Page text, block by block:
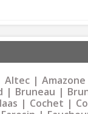
Altec Amazone
Bruneau
Cochet